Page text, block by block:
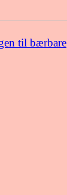
til bærbare